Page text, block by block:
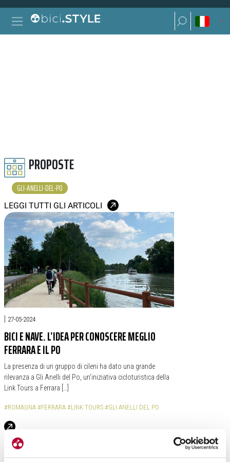
Vai al contenuto
Navigazione principale
Ricerca per:
Ricerca per:
PROPOSTE
GLI-ANELLI-DEL-PO
LEGGI TUTTI GLI ARTICOLI
| 27-05-2024
BICI E NAVE. L’IDEA PER CONOSCERE MEGLIO
FERRARA E IL PO
La presenza di un gruppo di cileni ha dato una grande
rilevanza a Gli Anelli del Po, un’iniziativa cicloturistica della
Link Tours a Ferrara […]
#ROMAGNA #FERRARA #LINK TOURS #GLI ANELLI DEL PO